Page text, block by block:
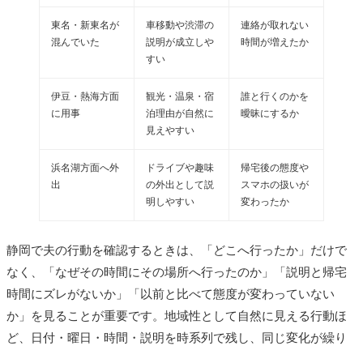
東名・新東名が
混んでいた
車移動や渋滞の
説明が成立しや
すい
連絡が取れない
時間が増えたか
伊豆・熱海方面
に用事
観光・温泉・宿
泊理由が自然に
見えやすい
誰と行くのかを
曖昧にするか
浜名湖方面へ外
出
ドライブや趣味
の外出として説
明しやすい
帰宅後の態度や
スマホの扱いが
変わったか
静岡で夫の行動を確認するときは、「どこへ行ったか」だけで
なく、「なぜその時間にその場所へ行ったのか」「説明と帰宅
時間にズレがないか」「以前と比べて態度が変わっていない
か」を見ることが重要です。地域性として自然に見える行動ほ
ど、日付・曜日・時間・説明を時系列で残し、同じ変化が繰り